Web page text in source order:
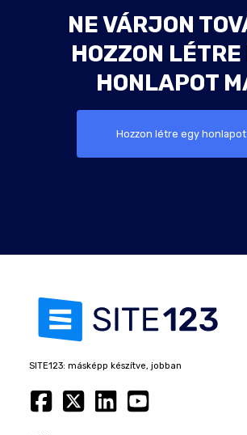
NE VÁRJON
HOZZON LÉTRE
HONLAPOT
Hozzon létre egy honlapot
SITE123: másképp készítve, jobban